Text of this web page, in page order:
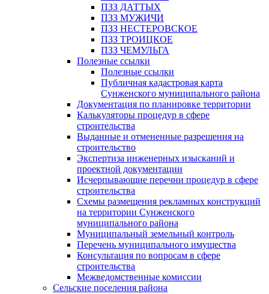
ПЗЗ ДАТТЫХ
ПЗЗ МУЖИЧИ
ПЗЗ НЕСТЕРОВСКОЕ
ПЗЗ ТРОИЦКОЕ
ПЗЗ ЧЕМУЛЬГА
Полезные ссылки
Полезные ссылки
Публичная кадастровая карта
Сунженского муниципального района
Документация по планировке территории
Калькуляторы процедур в сфере
строительства
Выданные и отмененные разрешения на
строительство
Экспертиза инженерных изысканий и
проектной документации
Исчерпывающие перечни процедур в сфере
строительства
Схемы размещения рекламных конструкций
на территории Сунженского
муниципального района
Муниципальный земельный контроль
Перечень муниципального имущества
Консультация по вопросам в сфере
строительства
Межведомственные комиссии
Сельские поселения района